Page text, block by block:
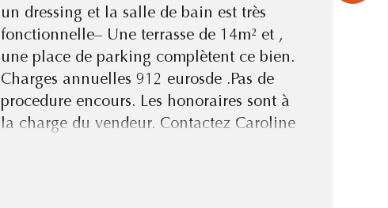
Nb de salle de bains
Cuisine
un dressing et la salle de bain est très
fonctionnelle– Une terrasse de 14m² et ,
une place de parking complètent ce bien.
Charges annuelles 912 eurosde .Pas de
procedure encours. Les honoraires sont à
la charge du vendeur. Contactez Caroline